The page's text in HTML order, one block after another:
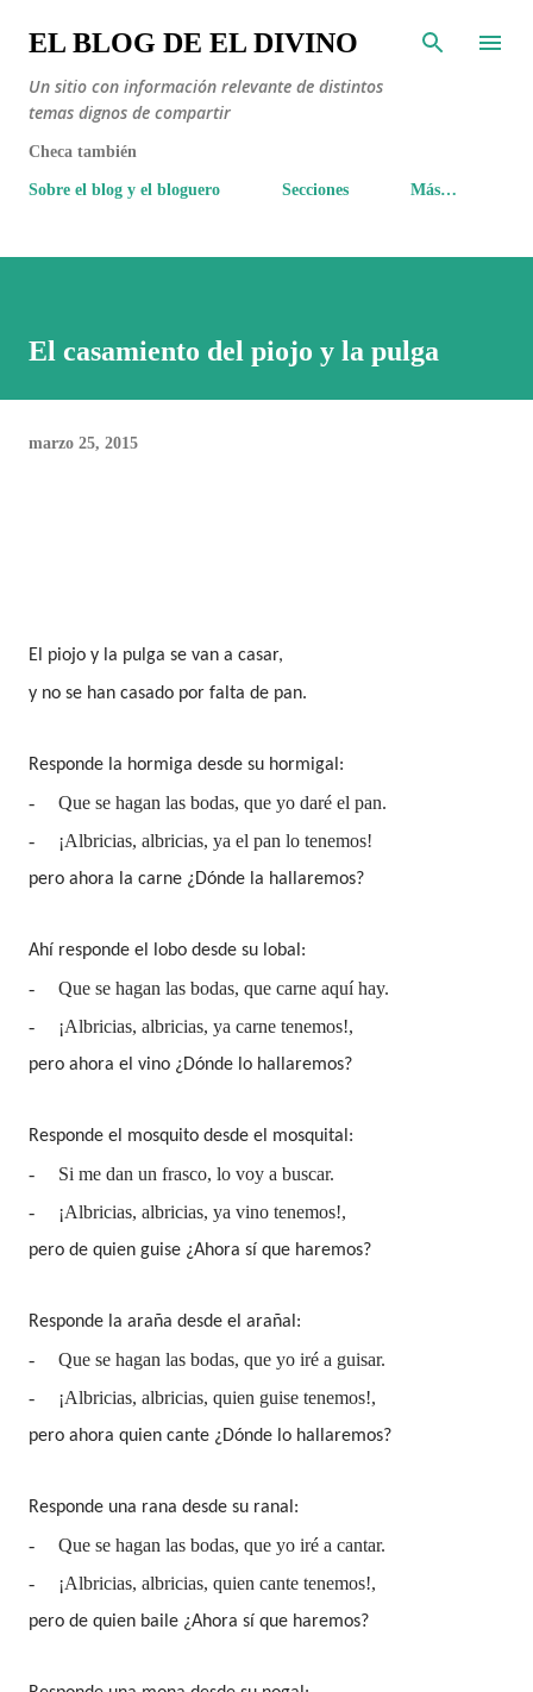
Ir al contenido principal
EL BLOG DE EL DIVINO
Un sitio con información relevante de distintos
temas dignos de compartir
Checa también
Sobre el blog y el bloguero Secciones Más…
El casamiento del piojo y la pulga
marzo 25, 2015
El piojo y la pulga se van a casar,
y no se han casado por falta de pan.
Responde la hormiga desde su hormigal:
-
Que se hagan las bodas, que yo daré el pan.
-
¡Albricias, albricias, ya el pan lo tenemos!
pero ahora la carne ¿Dónde la hallaremos?
Ahí responde el lobo desde su lobal:
-
Que se hagan las bodas, que carne aquí hay.
-
¡Albricias, albricias, ya carne tenemos!,
pero ahora el vino ¿Dónde lo hallaremos?
Responde el mosquito desde el mosquital:
-
Si me dan un frasco, lo voy a buscar.
-
¡Albricias, albricias, ya vino tenemos!,
pero de quien guise ¿Ahora sí que haremos?
Responde la araña desde el arañal:
-
Que se hagan las bodas, que yo iré a guisar.
-
¡Albricias, albricias, quien guise tenemos!,
pero ahora quien cante ¿Dónde lo hallaremos?
Responde una rana desde su ranal:
-
Que se hagan las bodas, que yo iré a cantar.
-
¡Albricias, albricias, quien cante tenemos!,
pero de quien baile ¿Ahora sí que haremos?